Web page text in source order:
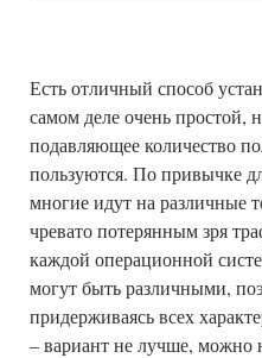
Есть отличный способ
самом деле очень простой,
подавляющее количество
пользуются. По привычке
многие идут на различные
чревато потерянным зря
каждой операционной
могут быть различными,
придерживаясь всех
– вариант не лучше, можно